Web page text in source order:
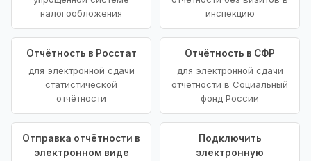
налогообложения
инспекцию
Отчётность в Росстат
для электронной сдачи
статистической
отчётности
Отчётность в СФР
для электронной сдачи
отчётности в Социальный
фонд России
Отправка отчётности в
электронном виде
Подключить
электронную